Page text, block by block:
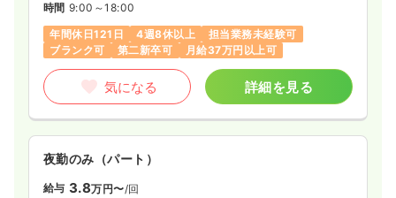
時間 9:00～18:00
年間休日121日
4週8休以上
担当業務未経験可
ブランク可
第二新卒可 月給37万円以上可
気になる 詳細を見る
夜勤のみ（パート）
給与 3.8万円〜/回